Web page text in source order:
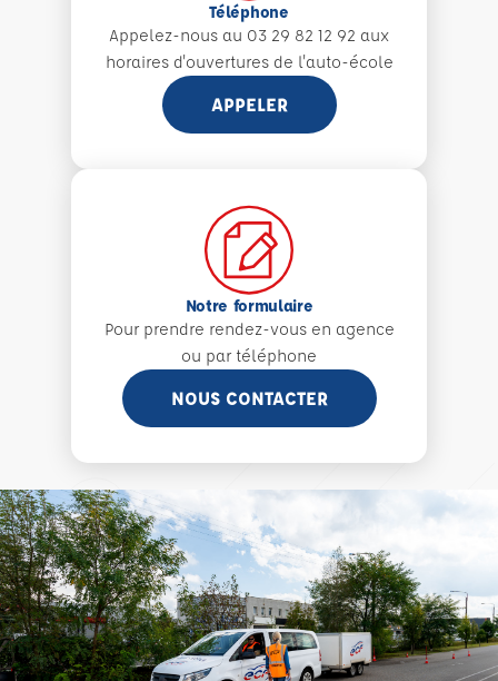
Téléphone
Appelez-nous au 03 29 82 12 92 aux
horaires d'ouvertures de l'auto-école
APPELER
Notre formulaire
Pour prendre rendez-vous en agence
ou par téléphone
NOUS CONTACTER